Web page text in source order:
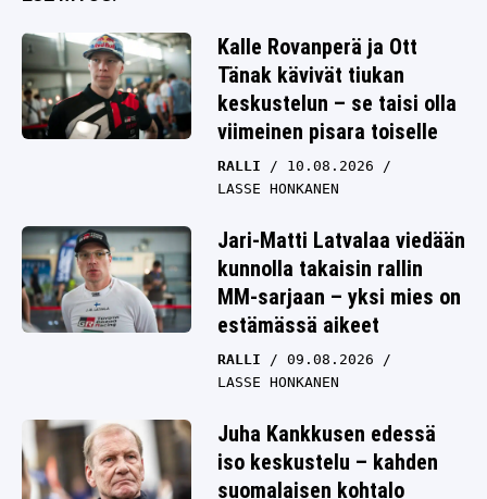
Kalle Rovanperä ja Ott
Tänak kävivät tiukan
keskustelun – se taisi olla
viimeinen pisara toiselle
RALLI
10.08.2026
LASSE HONKANEN
Jari-Matti Latvalaa viedään
kunnolla takaisin rallin
MM-sarjaan – yksi mies on
estämässä aikeet
RALLI
09.08.2026
LASSE HONKANEN
Juha Kankkusen edessä
iso keskustelu – kahden
suomalaisen kohtalo